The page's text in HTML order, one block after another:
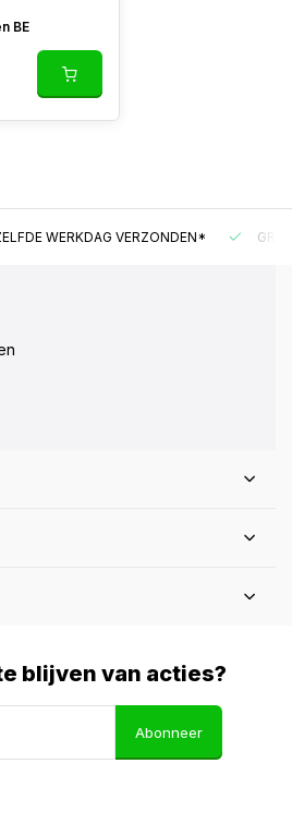
BE
WERKDAG VERZONDEN*
blijven van acties?
Abonneer